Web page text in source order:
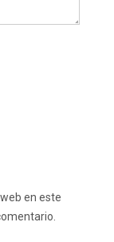
en este